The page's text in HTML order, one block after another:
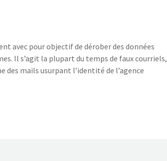
avec pour objectif de dérober des données
Il s’agit la plupart du temps de faux courriels,
mails usurpant l’identité de l’agence